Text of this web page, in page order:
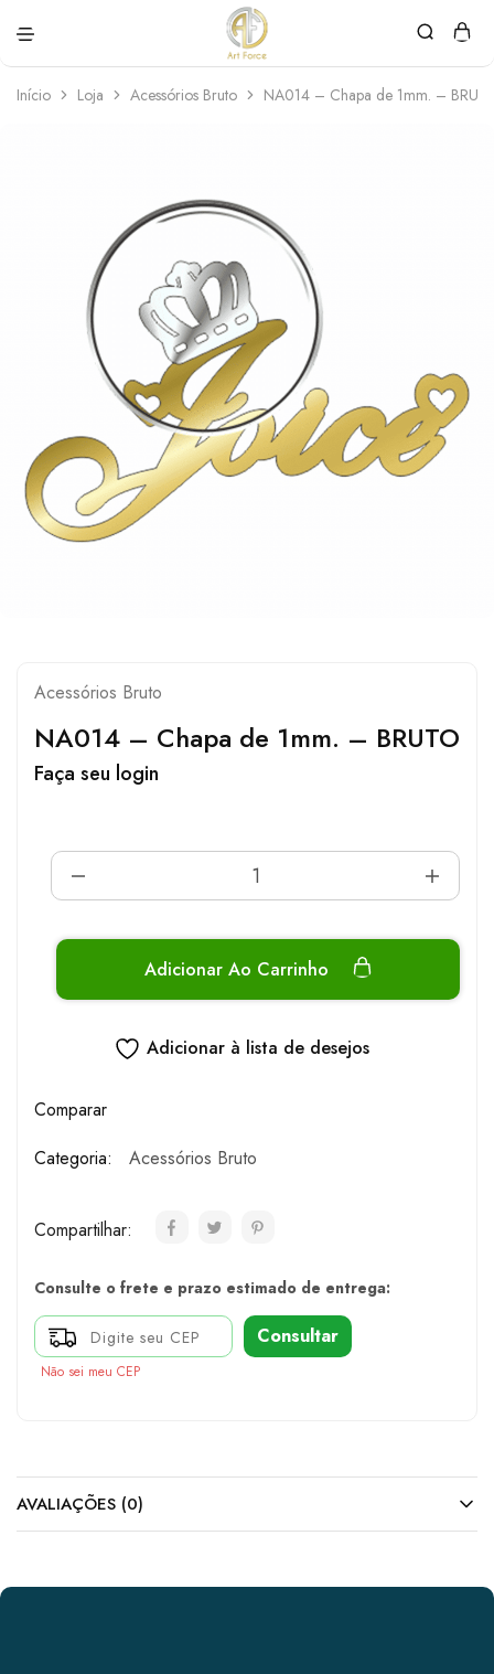
Force
personalizadas
Início Loja Acessórios Bruto NA014 – Chapa de 1mm. –
Acessórios Bruto
NA014 – Chapa de 1mm. – BRUTO
Faça seu login
Adicionar Ao Carrinho
Adicionar à lista de desejos
Comparar
Categoria:
Acessórios Bruto
Compartilhar:
Consulte o frete e prazo estimado de entrega:
Consultar
Não sei meu CEP
AVALIAÇÕES (0)